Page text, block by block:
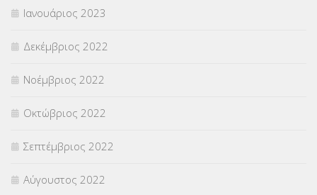
Ιανουάριος 2023
Δεκέμβριος 2022
Νοέμβριος 2022
Οκτώβριος 2022
Σεπτέμβριος 2022
Αύγουστος 2022